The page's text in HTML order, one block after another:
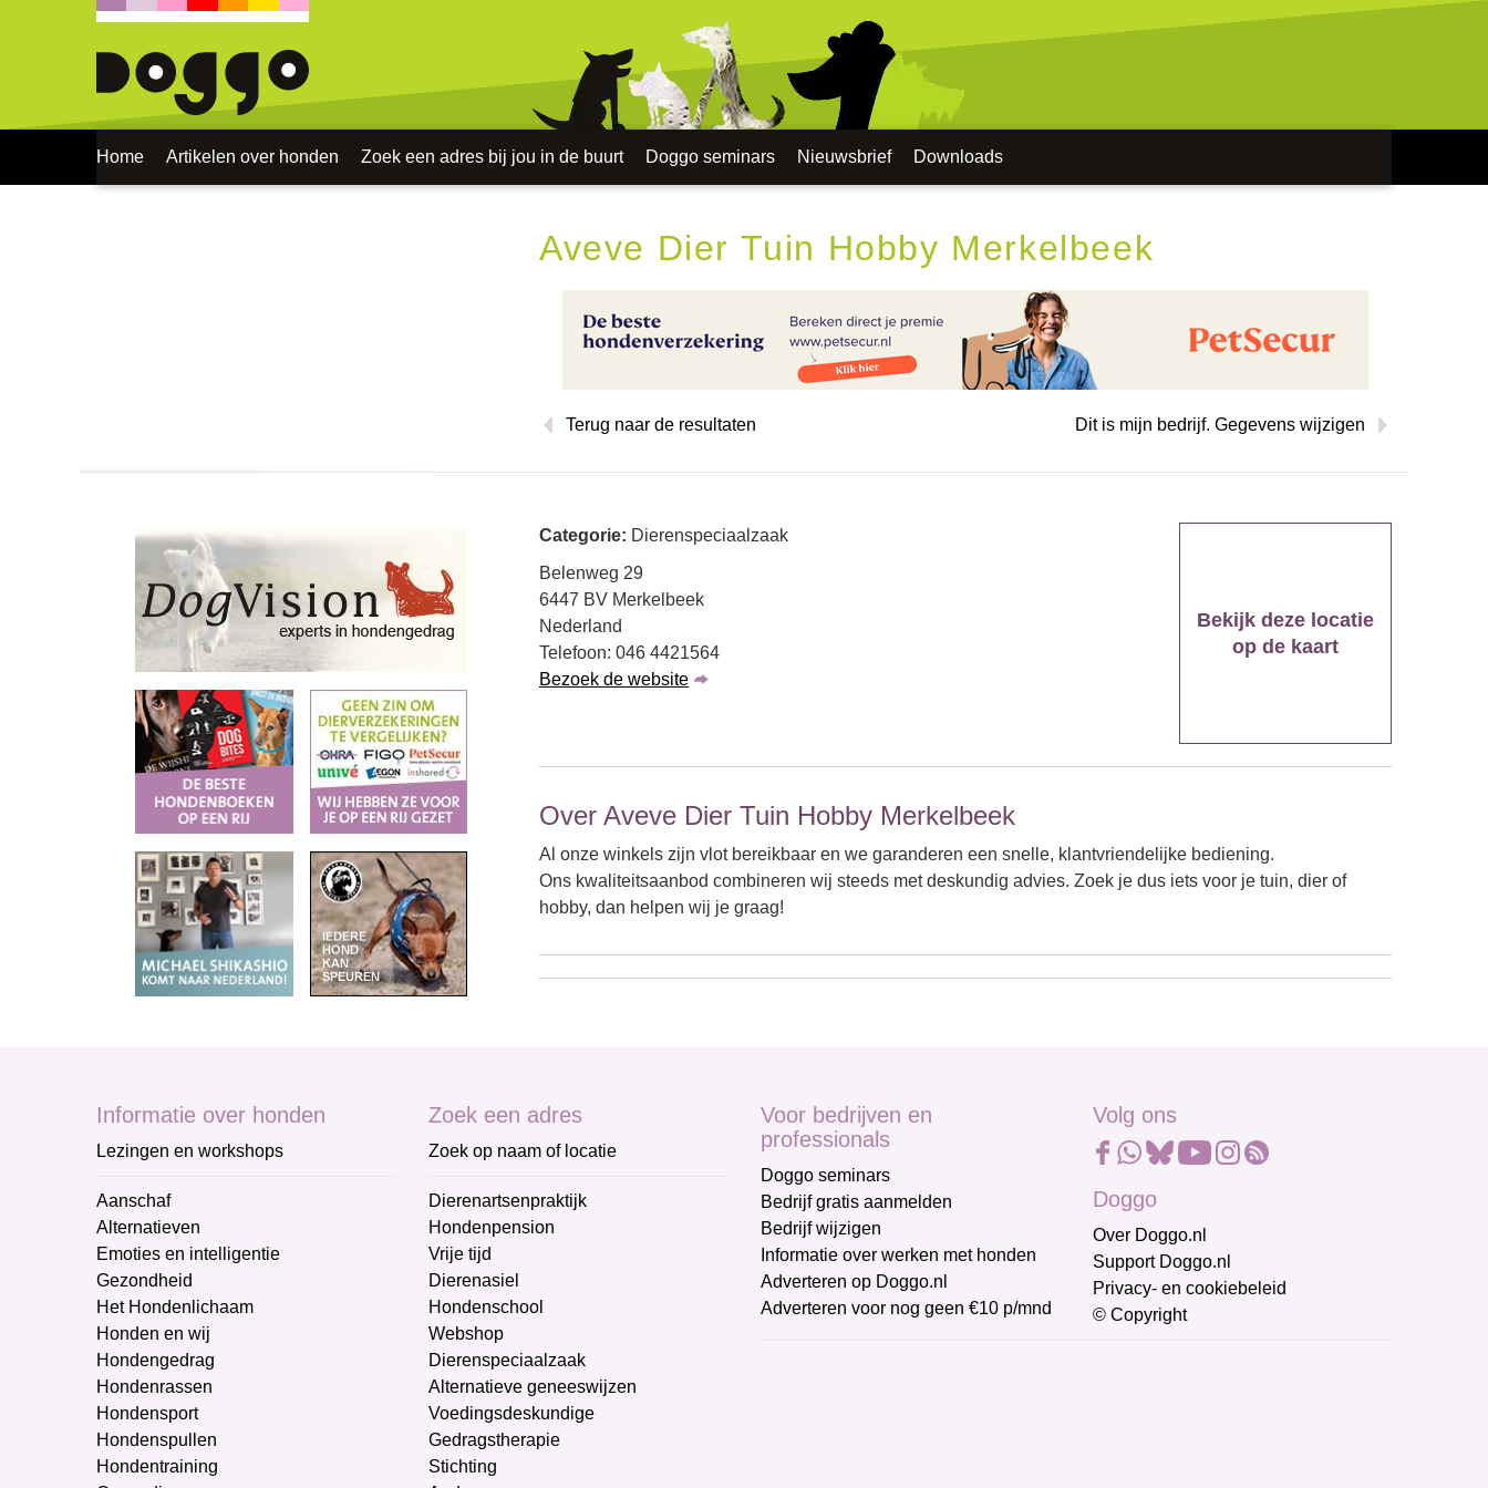
Home Artikelen over honden Zoek een adres bij jou in de buurt Doggo seminars Nieuwsbrief Downloads
Aveve Dier Tuin Hobby Merkelbeek
Terug naar de resultaten Dit is mijn bedrijf. Gegevens wijzigen
Categorie: Dierenspeciaalzaak
Belenweg 29
6447 BV Merkelbeek
Nederland
Telefoon: 046 4421564
Bezoek de website
Bekijk deze locatie
op de kaart
Over Aveve Dier Tuin Hobby Merkelbeek
Al onze winkels zijn vlot bereikbaar en we garanderen een snelle, klantvriendelijke bediening.
Ons kwaliteitsaanbod combineren wij steeds met deskundig advies. Zoek je dus iets voor je tuin, dier of
hobby, dan helpen wij je graag!
Informatie over honden
Lezingen en workshops
Aanschaf
Alternatieven
Emoties en intelligentie
Gezondheid
Het Hondenlichaam
Honden en wij
Hondengedrag
Hondenrassen
Hondensport
Hondenspullen
Hondentraining
Zoek een adres
Zoek op naam of locatie
Dierenartsenpraktijk
Hondenpension
Vrije tijd
Dierenasiel
Hondenschool
Webshop
Dierenspeciaalzaak
Alternatieve geneeswijzen
Voedingsdeskundige
Gedragstherapie
Stichting
Voor bedrijven en
professionals
Doggo seminars
Bedrijf gratis aanmelden
Bedrijf wijzigen
Informatie over werken met honden
Adverteren op Doggo.nl
Adverteren voor nog geen €10 p/mnd
Volg ons
Doggo
Over Doggo.nl
Support Doggo.nl
Privacy- en cookiebeleid
© Copyright